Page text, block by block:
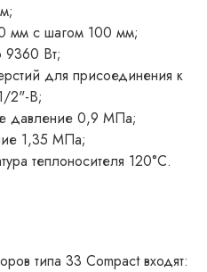
мм с шагом 100 мм;
9360 Вт;
для присоединения к
2"-B;
давление 0,9 МПа;
1,35 МПа;
теплоносителя 120°С.
типа 33 Compact входят: